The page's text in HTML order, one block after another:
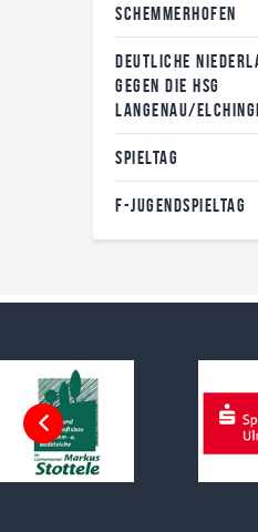
SCHEMMERHOFEN
DEUTLICHE
GEGEN DIE HSG
LANGENAU/
SPIELTAG
F-JUGENDSPIELTAG